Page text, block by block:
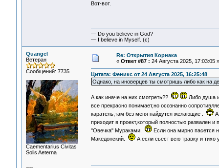
Вот-вот.
— Do you believe in God?
— I believe in Myself. (c)
Quangel
Ветеран
Сообщений: 7735
Сaementarius Civitas
Solis Aeterna
Re: Открытия Корнака
« Ответ #87 : 24 Августа 2025, 17:03:05 »
Цитата: Феникс от 24 Августа 2025, 16:25:48
Однако, на иноверцев ты смотришь либо как на
А как иначе на них смотреть??
Либо душа
все прекрасно понимает,но осознанно
каратель,там без меня найдутся желающие .
А
приходит в проект,который полностью развален
"Овечка" Мураками.
Если она мирно пасется
Македонский.
А если сьест всю травку и